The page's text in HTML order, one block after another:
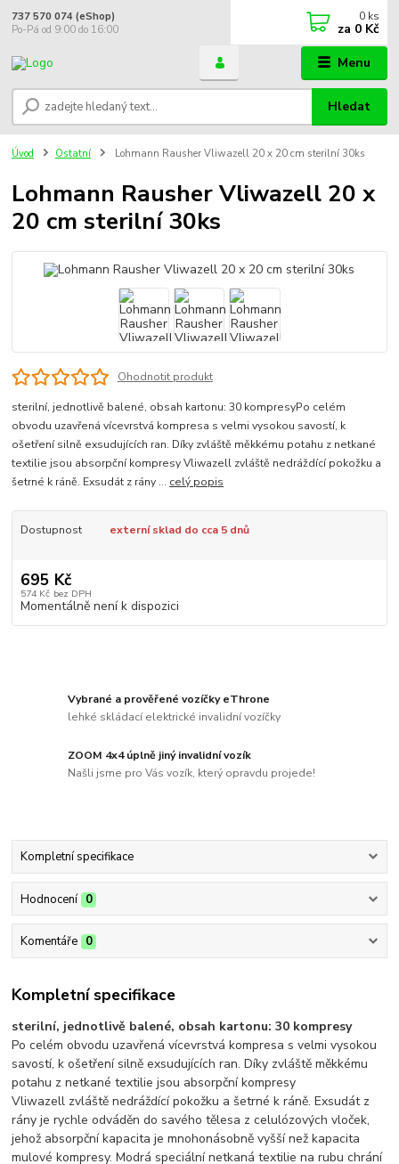
Menu
Hledat
737 570 074 (eShop)
Po-Pá od 9:00 do 16:00
0 ks
za 0 Kč
Úvod Ostatní Lohmann Rausher Vliwazell 20 x 20 cm sterilní 30ks
Lohmann Rausher Vliwazell 20 x
20 cm sterilní 30ks
Ohodnotit produkt
sterilní, jednotlivě balené, obsah kartonu: 30 kompresyPo celém
obvodu uzavřená vícevrstvá kompresa s velmi vysokou savostí, k
ošetření silně exsudujících ran. Díky zvláště měkkému potahu z netkané
textilie jsou absorpční kompresy Vliwazell zvláště nedráždící pokožku a
šetrné k ráně. Exsudát z rány ... celý popis
Dostupnost externí sklad do cca 5 dnů
695 Kč
574 Kč bez DPH
Momentálně není k dispozici
Vybrané a prověřené vozíčky eThrone
lehké skládací elektrické invalidní vozíčky
ZOOM 4x4 úplně jiný invalidní vozík
Našli jsme pro Vás vozík, který opravdu projede!
Kompletní specifikace
Hodnocení 0
Komentáře 0
Kompletní specifikace
sterilní, jednotlivě balené, obsah kartonu: 30 kompresy
Po celém obvodu uzavřená vícevrstvá kompresa s velmi vysokou
savostí, k ošetření silně exsudujících ran. Díky zvláště měkkému
potahu z netkané textilie jsou absorpční kompresy
Vliwazell zvláště nedráždící pokožku a šetrné k ráně. Exsudát z
rány je rychle odváděn do savého tělesa z celulózových vloček,
jehož absorpční kapacita je mnohonásobně vyšší než kapacita
mulové kompresy. Modrá speciální netkaná textilie na rubu chrání